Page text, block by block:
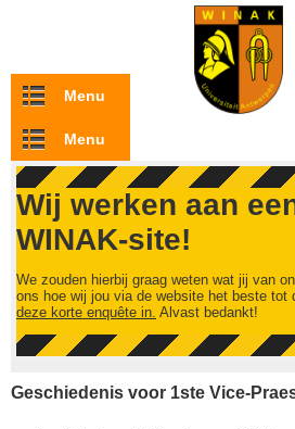
Overslaan en naar de inhoud gaan
Menu
Menu
Wij werken aan
WINAK-site!
We zouden hierbij graag weten wat jij van
ons hoe wij jou via de website het beste tot
deze korte enquête in. Alvast bedankt!
Geschiedenis voor 1ste Vice-